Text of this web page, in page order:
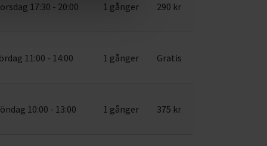
17:30 - 20:00 1 gånger 290 kr
11:00 - 14:00 1 gånger Gratis
10:00 - 13:00 1 gånger 375 kr